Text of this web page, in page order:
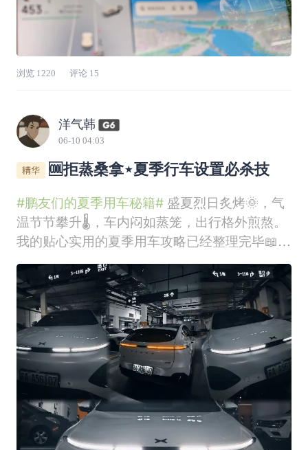
浏览 1220 评论 15
洋气韩
06-10 04:03
🆒拒蒸桑拿⋆夏季行车设置必杀技
#鹏友们的夏季用车秘籍#盛夏烈日炙烤🌞，气
温节节攀升🌡️，车内闷如蒸笼，出行格外煎熬。
我的贴心实用的夏季用车攻略已经整理完毕📖，
细节满满轻松度夏。首先当然是夏日车载好物分
享啦～☀️【夏日车载好物合集】🔹小鹏商城车
衣：夏季露天停车必备，隔绝烈日暴晒，减缓车
漆老化，阻挡灰尘与树胶，轻松守护车身